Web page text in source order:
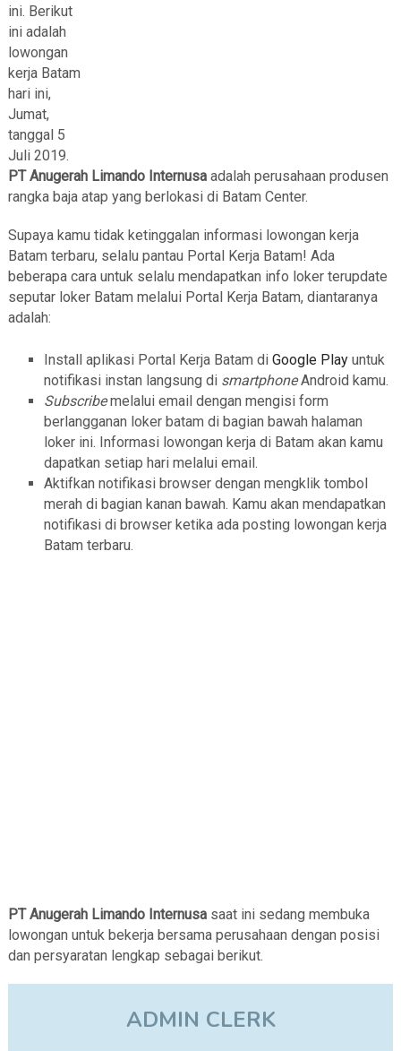
ini. Berikut
ini adalah
lowongan
kerja Batam
hari ini,
Jumat,
tanggal 5
Juli 2019.
PT Anugerah Limando Internusaadalah perusahaan produsen
rangka baja atap yang berlokasi di Batam Center.
Supaya kamu tidak ketinggalan informasi lowongan kerja
Batam terbaru, selalu pantau Portal Kerja Batam! Ada
beberapa cara untuk selalu mendapatkan info loker terupdate
seputar loker Batam melalui Portal Kerja Batam, diantaranya
adalah:
Install aplikasi Portal Kerja Batam di Google Playuntuk
notifikasi instan langsung di smartphoneAndroid kamu.
Subscribemelalui email dengan mengisi form
berlangganan loker batam di bagian bawah halaman
loker ini. Informasi lowongan kerja di Batam akan kamu
dapatkan setiap hari melalui email.
Aktifkan notifikasi browser dengan mengklik tombol
merah di bagian kanan bawah. Kamu akan mendapatkan
notifikasi di browser ketika ada posting lowongan kerja
Batam terbaru.
PT Anugerah Limando Internusa saat ini sedang membuka
lowongan untuk bekerja bersama perusahaan dengan posisi
dan persyaratan lengkap sebagai berikut.
ADMIN CLERK